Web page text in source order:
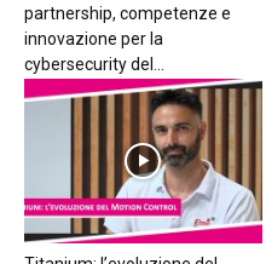
partnership, competenze e
innovazione per la
cybersecurity del...